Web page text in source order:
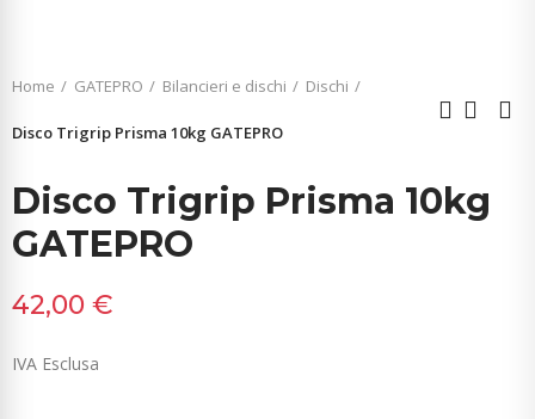
Home GATEPRO Bilancieri e dischi Dischi
Disco Trigrip Prisma 10kg GATEPRO
Disco Trigrip Prisma 10kg
GATEPRO
42,00 €
IVA Esclusa